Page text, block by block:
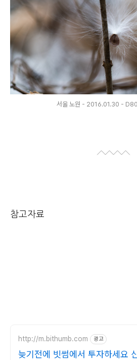
서울 노원 - 2016.01.30 -
참고자료
http://m.bithumb.com 광고
늦기전에 빗썸에서 투자하세요